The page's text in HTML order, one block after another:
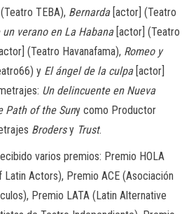
TEBA), Bernarda [actor] (Teatro
un verano en La Habana [actor] (Teatro
(Teatro Havanafama), Romeo y
y El ángel de la culpa [actor]
Un delincuente en Nueva
Path of the Suny como Productor
Brodersy Trust.
varios premios: Premio HOLA
Latin Actors), Premio ACE (Asociación
Premio LATA (Latin Alternative